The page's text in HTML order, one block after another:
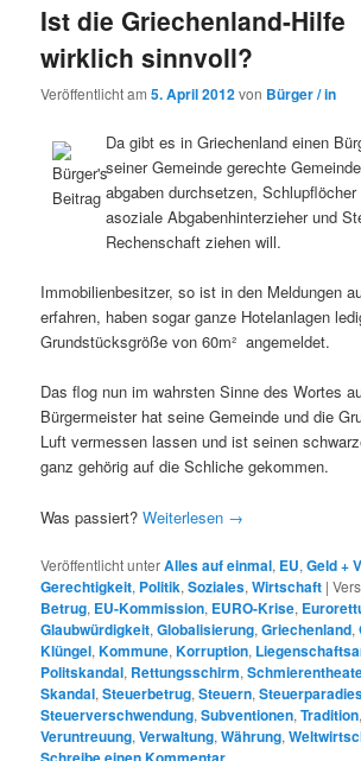
Ist die Griechenland-Hilfe
wirklich sinnvoll?
Veröffentlicht am5. April 2012von Bürger / in
Da gibt es in Griechenland einen
seiner Gemeinde gerechte
abgaben durchsetzen,
asoziale Abgabenhinterzieher und
Rechenschaft ziehen will.
Immobilienbesitzer, so ist in den Meldungen
erfahren, haben sogar ganze Hotelanlagen
Grundstücksgröße von 60m² angemeldet.
Das flog nun im wahrsten Sinne des Wortes
Bürgermeister hat seine Gemeinde und die
Luft vermessen lassen und ist seinen
ganz gehörig auf die Schliche gekommen.
Was passiert?Weiterlesen →
Veröffentlicht unterAlles auf einmal, EU,Geld +
Gerechtigkeit, Politik,Soziales,Wirtschaft |
Betrug, EU-Kommission, EURO-Krise,
Glaubwürdigkeit,Globalisierung,Griechenland,
Klüngel,Kommune,Korruption,
Politskandal, Rettungsschirm,
Skandal,Steuerbetrug,Steuern,
Steuerverschwendung,Subventionen,Tradition,
Veruntreuung,Verwaltung,Währung,